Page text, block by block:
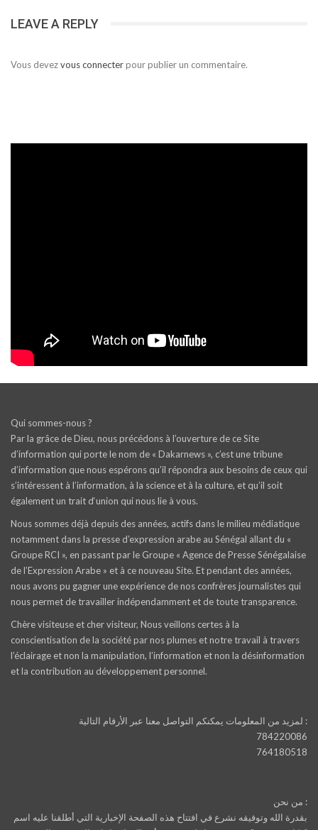
LEAVE A REPLY
Vous devezvous connecterpour publier un commentaire.
Qui sommes-nous ?
Par la grâce de Dieu, nous précédons à l’ouverture de ce Site
d’information qui porte le nom de « Dakarnews », c’est une tribune
d’information que nous espérons qu’il répondra aux besoins de ceux qui
s’intéressent à l’information, à la science et à la culture, et qu’il soit
également un trait d‘union qui nous lie à vous.
Nous sommes déjà depuis des années, actifs dans le milieu médiatique
notamment dans la presse d’expression arabe au Sénégal allant du «
Groupe RCI », en passant par le Groupe « Agence de Presse Sénégalaise
de l’Expression Arabe » et à ce nouveau Site. Et pendant des années,
nous avons pu gagner une expérience de nos confrères journalistes qui
nous permet de travailler indépendamment et de toute transparence.
Chère visiteuse et cher visiteur, Nous veillons certes à la
conscientisation de la société par nos plumes et notre travail à travers
l’éclairage et non la manipulation, l’information et non la désinformation
et la contribution au développement personnel.
لمزيد من المعلومات يمكنكم التواصل معنا عبر الأرقام التالية :
784220086
764180518
من نحن :
بقدرة الله وتوفيقه نشرع في افتتاح هذه الصفحة الإخبارية التي أطلقنا عليه اسم